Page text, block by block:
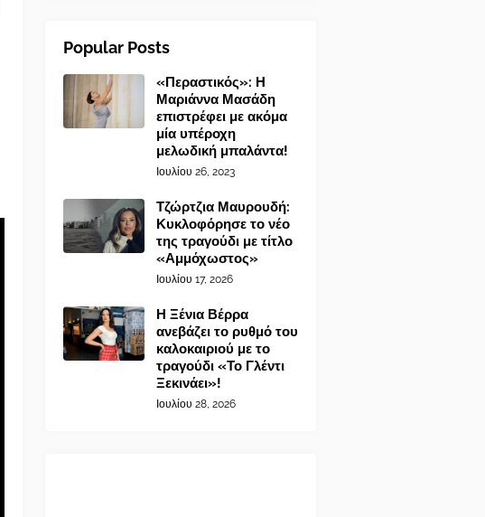
Popular Posts
«Περαστικός»: Η
Μαριάννα Μασάδη
επιστρέφει με ακόμα
μία υπέροχη
μελωδική μπαλάντα!
Ιουλίου 26, 2023
Τζώρτζια Μαυρουδή:
Κυκλοφόρησε το νέο
της τραγούδι με τίτλο
«Αμμόχωστος»
Ιουλίου 17, 2026
Η Ξένια Βέρρα
ανεβάζει το ρυθμό του
καλοκαιριού με το
τραγούδι «Το Γλέντι
Ξεκινάει»!
Ιουλίου 28, 2026